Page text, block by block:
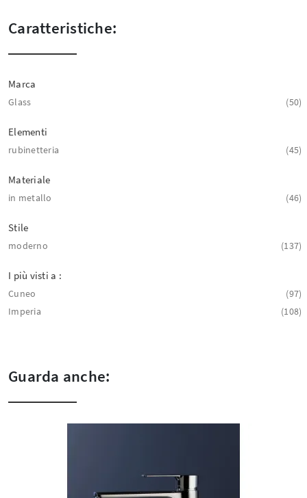
Caratteristiche:
Marca
Glass 50
Elementi
rubinetteria 45
Materiale
in metallo 46
Stile
moderno 137
I più visti a :
Cuneo
97
Imperia
108
Guarda anche: